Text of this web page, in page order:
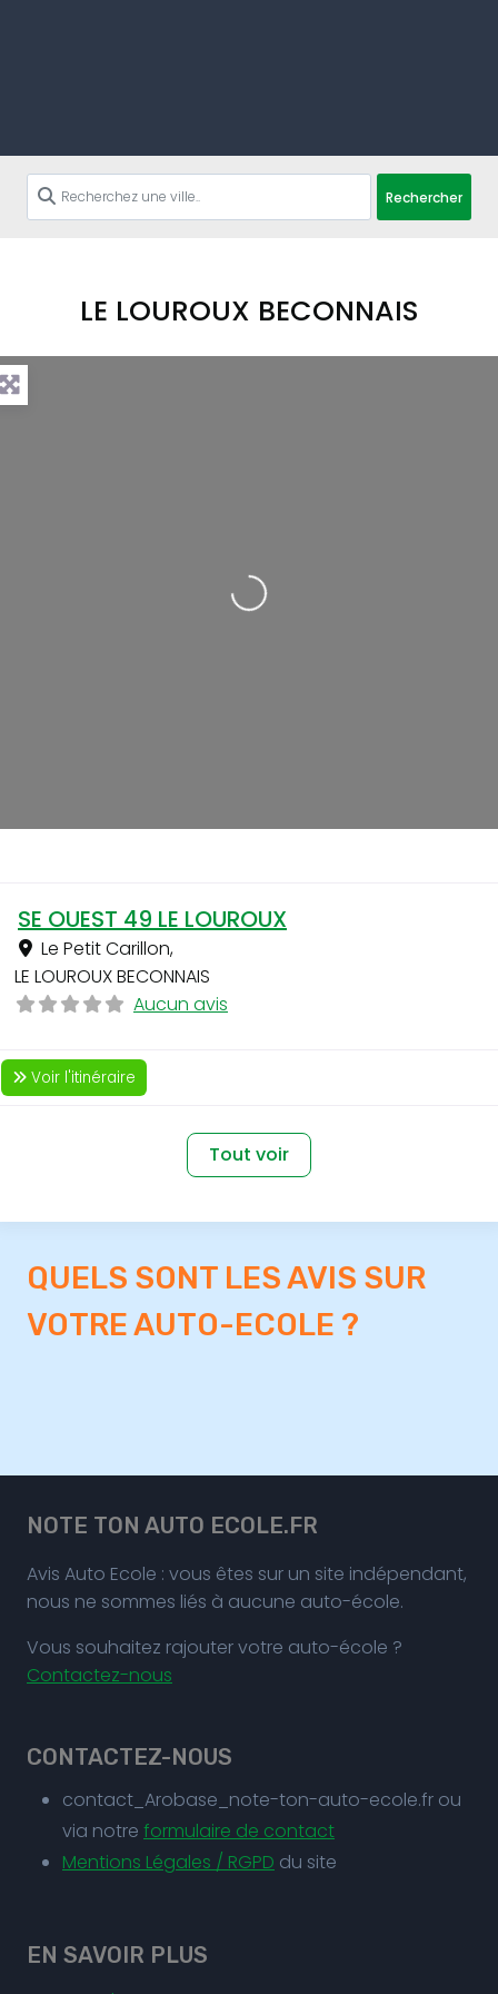
Rechercher
LE LOUROUX BECONNAIS
Loading...
SE OUEST 49 LE LOUROUX
Le Petit Carillon,
LE LOUROUX BECONNAIS
Aucun avis
Voir l'itinéraire
Tout voir
QUELS SONT LES AVIS SUR
VOTRE AUTO-ECOLE ?
NOTE TON AUTO ECOLE.FR
Avis Auto Ecole : vous êtes sur un site indépendant,
nous ne sommes liés à aucune auto-école.
Vous souhaitez rajouter votre auto-école ?
Contactez-nous
CONTACTEZ-NOUS
contact_Arobase_note-ton-auto-ecole.fr ou
via notre formulaire de contact
Mentions Légales / RGPD du site
EN SAVOIR PLUS